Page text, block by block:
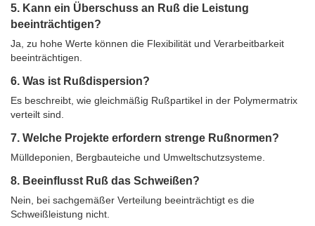
5. Kann ein Überschuss an Ruß die Leistung
beeinträchtigen?
Ja, zu hohe Werte können die Flexibilität und Verarbeitbarkeit
beeinträchtigen.
6. Was ist Rußdispersion?
Es beschreibt, wie gleichmäßig Rußpartikel in der Polymermatrix
verteilt sind.
7. Welche Projekte erfordern strenge Rußnormen?
Mülldeponien, Bergbauteiche und Umweltschutzsysteme.
8. Beeinflusst Ruß das Schweißen?
Nein, bei sachgemäßer Verteilung beeinträchtigt es die
Schweißleistung nicht.